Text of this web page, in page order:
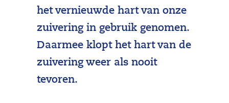
het vernieuwde hart van onze
zuivering in gebruik genomen.
Daarmee klopt het hart van de
zuivering weer als nooit
tevoren.